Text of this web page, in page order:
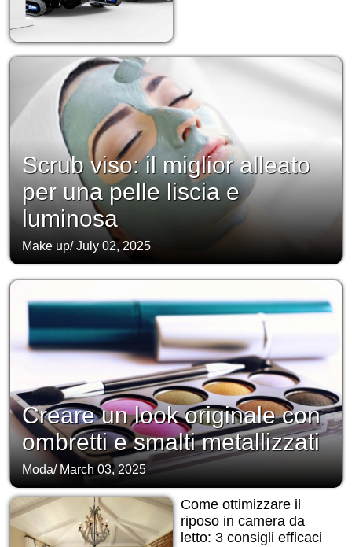
Scrub viso: il miglior alleato
per una pelle liscia e
luminosa
Make up/July 02, 2025
Creare un look originale con
ombretti e smalti metallizzati
Moda/ March 03, 2025
Come ottimizzare il
riposo in camera da
letto: 3 consigli efficaci